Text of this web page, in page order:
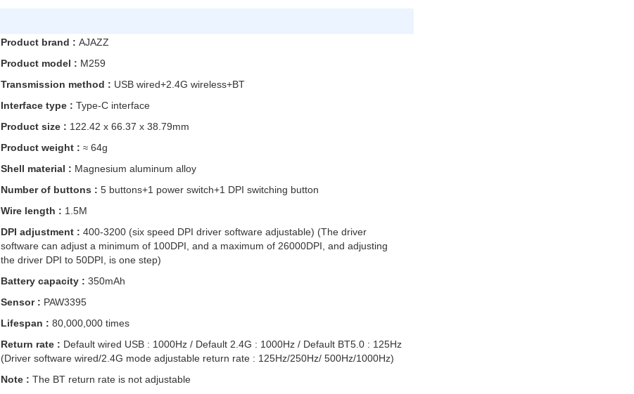
Product brand :AJAZZ
Product model : M259
Transmission method : USB wired+2.4G wireless+BT
Interface type :Type-C interface
Product size : 122.42 x 66.37 x 38.79mm
Product weight : ≈64g
Shell material : Magnesium aluminum alloy
Number of buttons :5 buttons+1 power switch+1 DPI switching button
Wire length : 1.5M
DPI adjustment :400-3200 (six speed DPI driver software adjustable) (The driver
software can adjust a minimum of 100DPI, and a maximum of 26000DPI, and adjusting
the driver DPI to 50DPI, is one step)
Battery capacity :350mAh
Sensor : PAW3395
Lifespan : 80,000,000 times
Return rate : Default wired USB : 1000Hz / Default 2.4G : 1000Hz / Default BT5.0 : 125Hz
(Driver software wired/2.4G mode adjustable return rate : 125Hz/250Hz/ 500Hz/1000Hz)
Note :The BT return rate is not adjustable